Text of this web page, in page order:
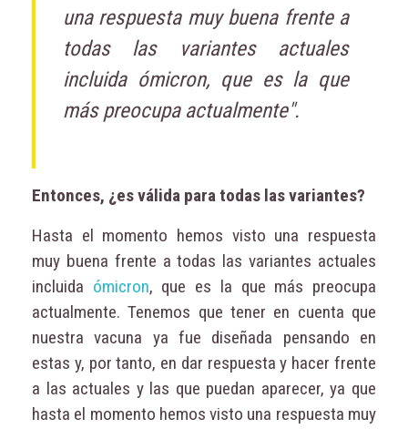
una respuesta muy buena frente a
todas las variantes actuales
incluida ómicron, que es la que
más preocupa actualmente".
Entonces, ¿es válida para todas las variantes?
Hasta el momento hemos visto una respuesta
muy buena frente a todas las variantes actuales
incluida ómicron, que es la que más preocupa
actualmente. Tenemos que tener en cuenta que
nuestra vacuna ya fue diseñada pensando en
estas y, por tanto, en dar respuesta y hacer frente
a las actuales y las que puedan aparecer, ya que
hasta el momento hemos visto una respuesta muy